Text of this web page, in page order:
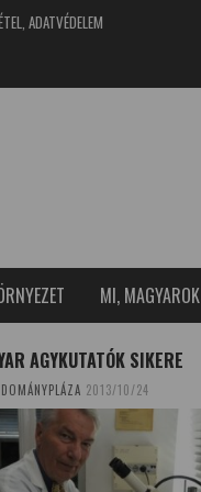
ADATVÉDELEM
MI, MAGYAROK
AGYKUTATÓK SIKERE
2013/10/24